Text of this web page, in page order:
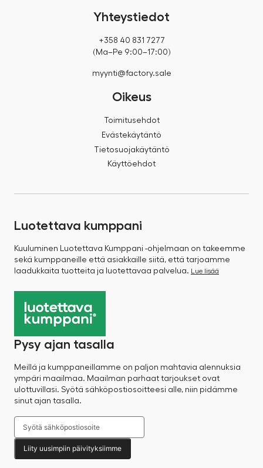
Yhteystiedot
+358 40 831 7277
(Ma–Pe 9:00–17:00)
myynti@factory.sale
Oikeus
Toimitusehdot
Evästekäytäntö
Tietosuojakäytäntö
Käyttöehdot
Luotettava kumppani
Kuuluminen Luotettava Kumppani -ohjelmaan on takeemme
sekä kumppaneille että asiakkaille siitä, että tarjoamme
laadukkaita tuotteita ja luotettavaa palvelua.
Lue lisää
Pysy ajan tasalla
Meillä ja kumppaneillamme on paljon mahtavia alennuksia
ympäri maailmaa. Maailman parhaat tarjoukset ovat
ulottuvillasi. Syötä sähköpostiosoitteesi alle, niin pidämme
sinut ajan tasalla.
Liity uusimpiin päivityksiimme